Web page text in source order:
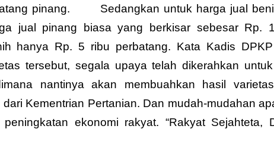
pinang. Sedangkan untuk harga jual
jual pinang biasa yang berkisar sebesar Rp.
hanya Rp. 5 ribu perbatang. Kata Kadis
tersebut, segala upaya telah dikerahkan
nantinya akan membuahkan hasil
Kementrian Pertanian. Dan mudah-mudahan
ekonomi rakyat. “Rakyat Sejahteta,